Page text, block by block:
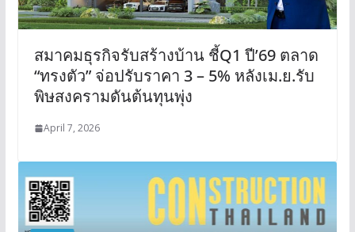
สมาคมธุรกิจรับสร้างบ้าน ชี้Q1 ปี’69 ตลาด
“ทรงตัว” จ่อปรับราคา 3 – 5% หลังเม.ย.รับ
พิษสงครามดันต้นทุนพุ่ง
April 7, 2026